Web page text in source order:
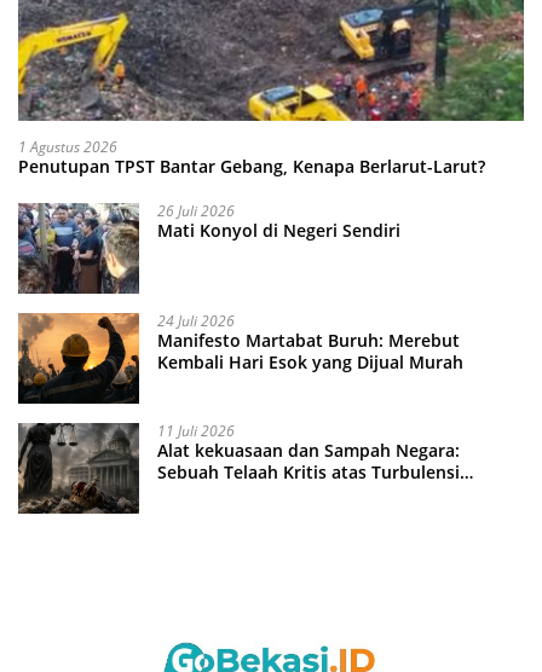
1 Agustus 2026
Penutupan TPST Bantar Gebang, Kenapa Berlarut-Larut?
26 Juli 2026
Mati Konyol di Negeri Sendiri
24 Juli 2026
Manifesto Martabat Buruh: Merebut
Kembali Hari Esok yang Dijual Murah
11 Juli 2026
Alat kekuasaan dan Sampah Negara:
Sebuah Telaah Kritis atas Turbulensi